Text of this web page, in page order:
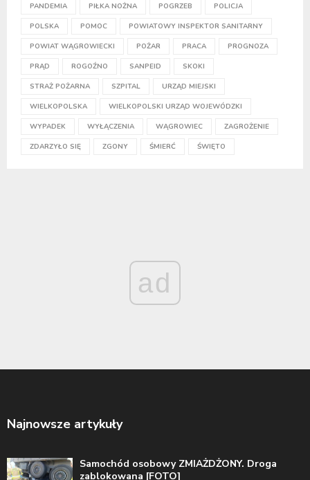
PANDEMIA PIŁKA NOŻNA POGRZEB POLICJA
POLSKA POMOC POWIATOWY INSPEKTOR SANITARNY
POWIAT WĄGROWIECKI POŻAR PRACA PROGNOZA
PRĄD ROGOŹNO SANPEID SKOKI
STRAŻ POŻARNA SZPITAL URZĄD MIEJSKI
WIELKOPOLSKA WIELKOPOLSKI URZĄD WOJEWÓDZKI
WYPADEK WYŁĄCZENIA WĄGROWIEC ZAGROŻENIE
ZDARZYŁO SIĘ ZGONY ŚMIERĆ ŚWIĘTO
ad
Najnowsze artykuły
Samochód osobowy ZMIAŻDŻONY. Droga
zablokowana [FOTO]